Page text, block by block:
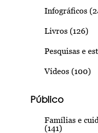
Infográficos
Livros (126)
Pesquisas e
Vídeos (100)
Público
Famílias e
(141)